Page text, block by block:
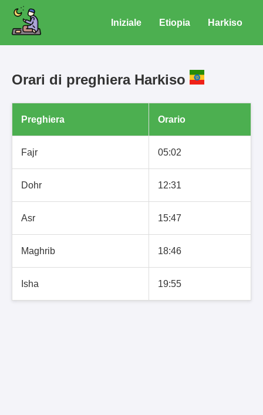
Iniziale Etiopia Harkiso
Orari di preghiera Harkiso
Preghiera Orario
Fajr 05:02
Dohr 12:31
Asr 15:47
Maghrib 18:46
Isha 19:55